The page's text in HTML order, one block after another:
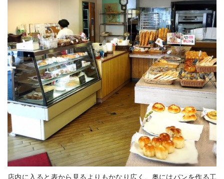
店内に入ると表から見るよりもかなり広く、奥にはパンを作る工